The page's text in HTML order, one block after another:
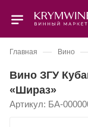
Главная — Вино
Вино ЗГУ
«Шираз»
Артикул: БА-